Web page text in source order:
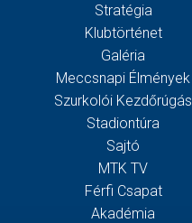
Stratégia
Klubtörténet
Galéria
Meccsnapi Élmények
Szurkolói Kezdőrúgás
Stadiontúra
Sajtó
MTK TV
Férfi Csapat
Akadémia